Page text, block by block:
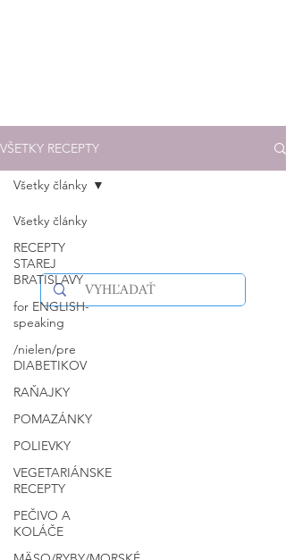
VŠETKY RECEPTY
Všetky články
RECEPTY
STAREJ
BRATISLAVY
for ENGLISH-
speaking
/nielen/pre
DIABETIKOV
RAŇAJKY
POMAZÁNKY
POLIEVKY
VEGETARIÁNSKE
RECEPTY
PEČIVO A
KOLÁČE
Všetky články